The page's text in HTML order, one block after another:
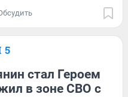
5
стал Героем
в зоне СВО с